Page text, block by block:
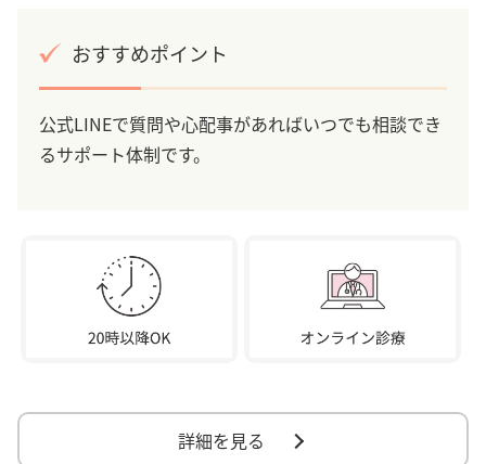
おすすめポイント
公式LINEで質問や心配事があればいつでも相談でき
るサポート体制です。
詳細を見る